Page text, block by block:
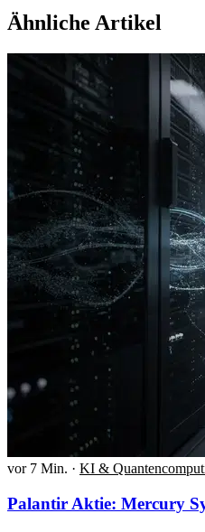
Ähnliche Artikel
vor 7 Min. · KI &
Palantir Aktie: Mercury